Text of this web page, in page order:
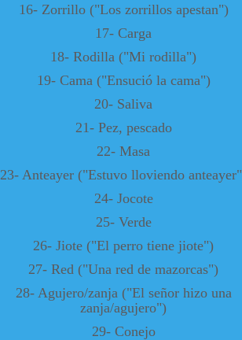
16- Zorrillo ("Los zorrillos apestan")
17- Carga
18- Rodilla ("Mi rodilla")
19- Cama ("Ensució la cama")
20- Saliva
21- Pez, pescado
22- Masa
23- Anteayer ("Estuvo lloviendo
24- Jocote
25- Verde
26- Jiote ("El perro tiene jiote")
27- Red ("Una red de mazorcas")
28- Agujero/zanja ("El señor hizo una
zanja/agujero")
29- Conejo